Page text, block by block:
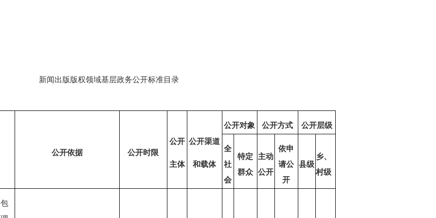
新闻出版版权领域基层政务公开标准目录
公开依据 公开时限
公开
主体
公开渠道
和载体
公开对象 公开方式 公开层级
全
社
会
特定
群众
主动
公开
依申
请公
开
县级
乡、
村级